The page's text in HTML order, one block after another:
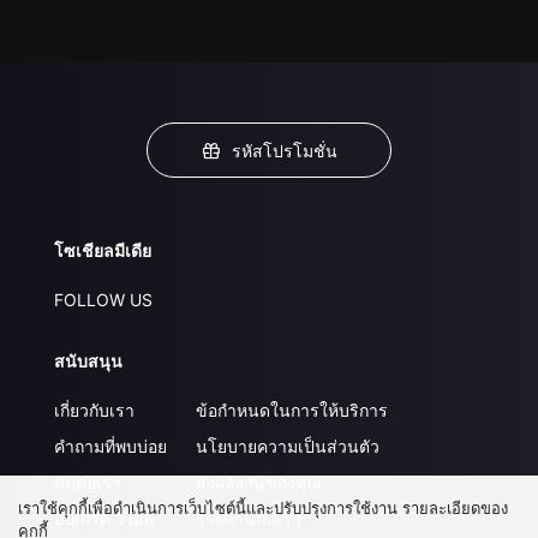
รหัสโปรโมชั่น
โซเชียลมีเดีย
FOLLOW US
สนับสนุน
เกี่ยวกับเรา
คำถามที่พบบ่อย
ติดต่อเรา
อัปเกรด วีไอพี
ข้อกำหนดในการให้บริการ
นโยบายความเป็นส่วนตัว
ส่งผลงานของคุณ
ร่วมงานกับเรา
เราใช้คุกกี้เพื่อดำเนินการเว็บไซต์นี้และปรับปรุงการใช้งาน รายละเอียดของ
คุกกี้